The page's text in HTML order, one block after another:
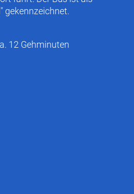
gekennzeichnet.
12 Gehminuten